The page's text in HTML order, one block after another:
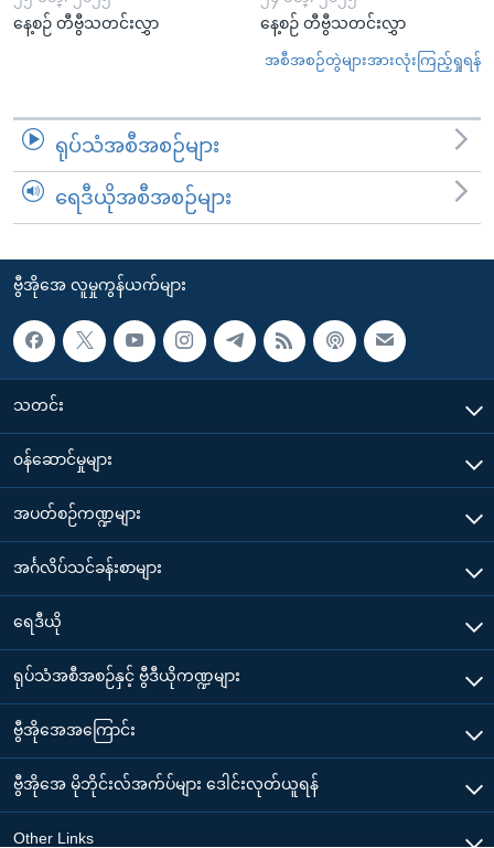
နေ့စဉ် တီဗွီသတင်းလွှာ နေ့စဉ် တီဗွီသတင်းလွှာ
အစီအစဉ်တွဲများအားလုံးကြည့်ရှုရန်
ရုပ်သံအစီအစဉ်များ
ရေဒီယိုအစီအစဉ်များ
ဗွီအိုအေ လူမှုကွန်ယက်များ
သတင်း
၀န်ဆောင်မှုများ
အပတ်စဉ်ကဏ္ဍများ
အင်္ဂလိပ်သင်ခန်းစာများ
ရေဒီယို
ရုပ်သံအစီအစဉ်နှင့် ဗွီဒီယိုကဏ္ဍများ
ဗွီအိုအေအကြောင်း
ဗွီအိုအေ မိုဘိုင်းလ်အက်ပ်များ ဒေါင်းလုတ်ယူရန်
Other Links